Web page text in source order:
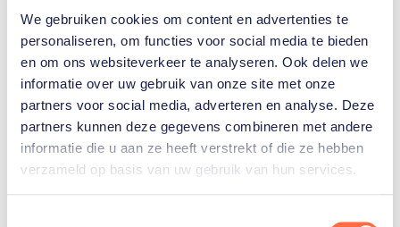
We gebruiken cookies om content en advertenties te
personaliseren, om functies voor social media te bieden
en om ons websiteverkeer te analyseren. Ook delen we
informatie over uw gebruik van onze site met onze
partners voor social media, adverteren en analyse. Deze
partners kunnen deze gegevens combineren met andere
informatie die u aan ze heeft verstrekt of die ze hebben
verzameld op basis van uw gebruik van hun services.
Welke Nederlanders hebben er
ooit meegedaan aan de
Olympische Spelen?